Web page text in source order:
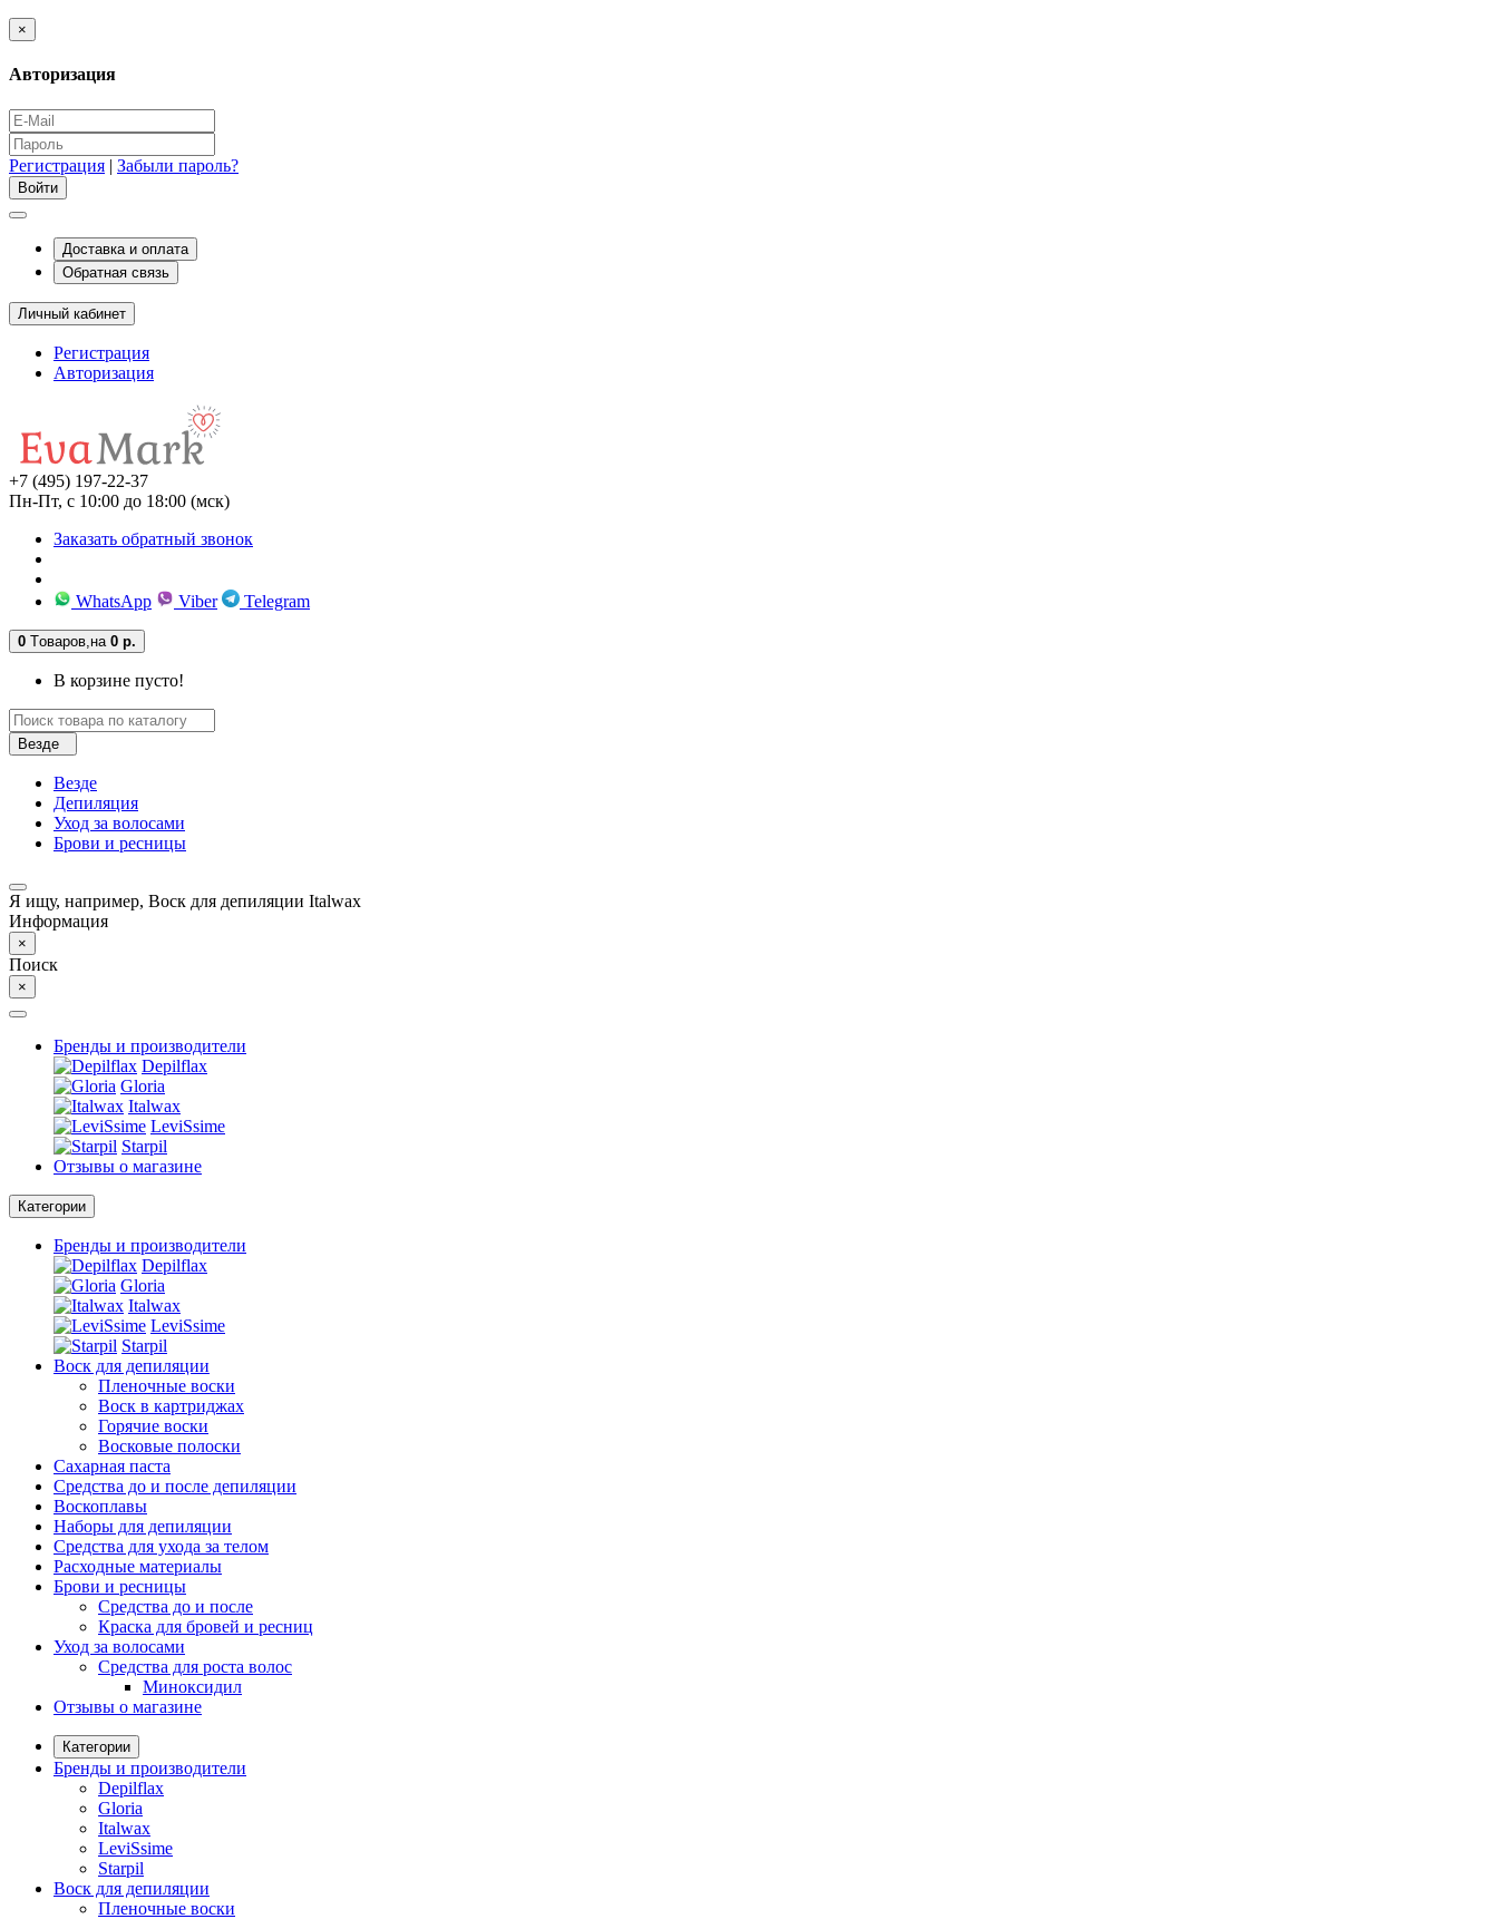
×
Авторизация
Регистрация | Забыли пароль?
Доставка и оплата
Обратная связь
Личный кабинет
Регистрация
Авторизация
+7 (495) 197-22-37
Пн-Пт, с 10:00 до 18:00 (мск)
Заказать обратный звонок
WhatsApp Viber Telegram
0 Tоваров, на 0 р.
В корзине пусто!
Везде
Везде
Депиляция
Уход за волосами
Брови и ресницы
Я ищу, например, Воск для депиляции Italwax
Информация
×
Поиск
×
Бренды и производители
Depilflax
Gloria
Italwax
LeviSsime
Starpil
Отзывы о магазине
Категории
Бренды и производители
Depilflax
Gloria
Italwax
LeviSsime
Starpil
Воск для депиляции
Пленочные воски
Воск в картриджах
Горячие воски
Восковые полоски
Сахарная паста
Средства до и после депиляции
Воскоплавы
Наборы для депиляции
Средства для ухода за телом
Расходные материалы
Брови и ресницы
Средства до и после
Краска для бровей и ресниц
Уход за волосами
Средства для роста волос
Миноксидил
Отзывы о магазине
Категории
Бренды и производители
Depilflax
Gloria
Italwax
LeviSsime
Starpil
Воск для депиляции
Пленочные воски